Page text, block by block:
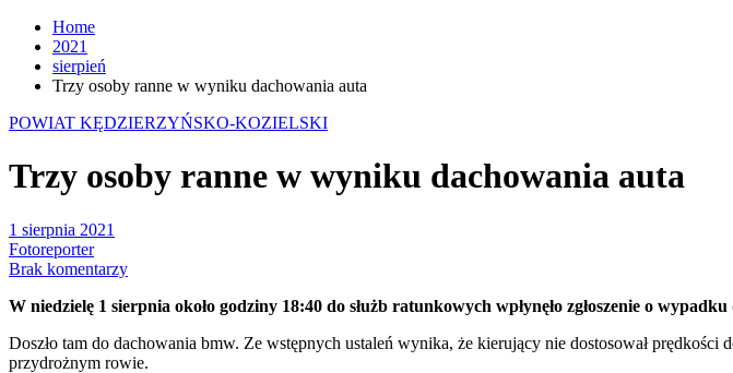
Home
2021
sierpień
Trzy osoby ranne w wyniku dachowania auta
POWIAT KĘDZIERZYŃSKO-KOZIELSKI
Trzy osoby ranne w wyniku dachowania auta
1 sierpnia 2021
Fotoreporter
Brak komentarzy
W niedzielę 1 sierpnia około godziny 18:40 do służb ratunkowych wpłynęło zgłoszenie o
Doszło tam do dachowania bmw. Ze wstępnych ustaleń wynika, że kierujący nie dostosował
przydrożnym rowie.